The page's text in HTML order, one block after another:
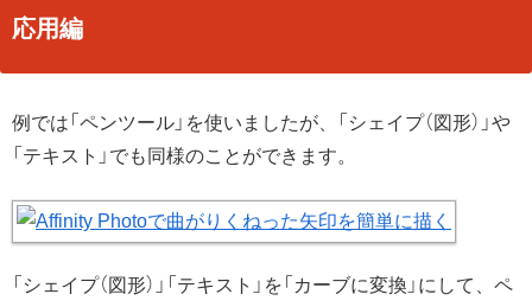
応用編
例では「ペンツール」を使いましたが、「シェイプ（図形）」や
「テキスト」でも同様のことができます。
「シェイプ（図形）」「テキスト」を「カーブに変換」にして、ペ